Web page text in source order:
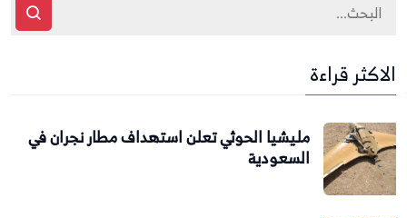
الاكثر قراءة
مليشيا الحوثي تعلن استهداف مطار نجران في
السعودية